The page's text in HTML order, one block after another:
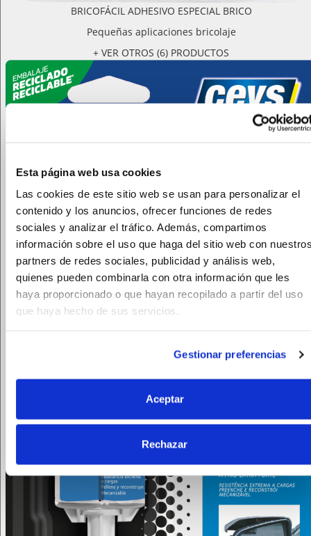
Esta página web usa cookies
Las cookies de este sitio web se usan para personalizar el
contenido y los anuncios, ofrecer funciones de redes
sociales y analizar el tráfico. Además, compartimos
información sobre el uso que haga del sitio web con
partners de redes sociales, publicidad y análisis web,
quienes pueden combinarla con otra información que les
haya proporcionado o que hayan recopilado a partir del uso
que haya hecho de sus servicios.
Gestionar preferencias
Aceptar
Rechazar
BRICOFÁCIL ADHESIVO ESPECIAL BRICO
Pequeñas aplicaciones bricolaje
+ VER OTROS (6) PRODUCTOS